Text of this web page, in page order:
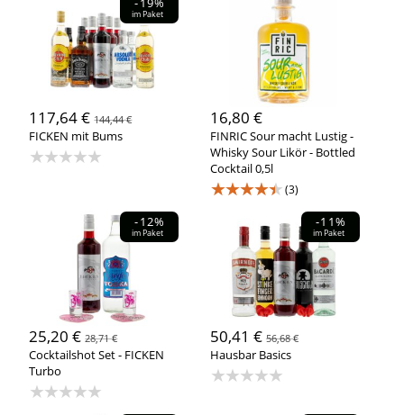
im Paket
117,64 €144,44 €
FICKEN mit Bums
★★★★★
16,80 €
FINRIC Sour macht Lustig -
Whisky Sour Likör - Bottled
Cocktail 0,5l
★★★★★(3)
-12%
im Paket
25,20 €28,71 €
Cocktailshot Set - FICKEN
Turbo
★★★★★
-11%
im Paket
50,41 € 56,68 €
Hausbar Basics
★★★★★